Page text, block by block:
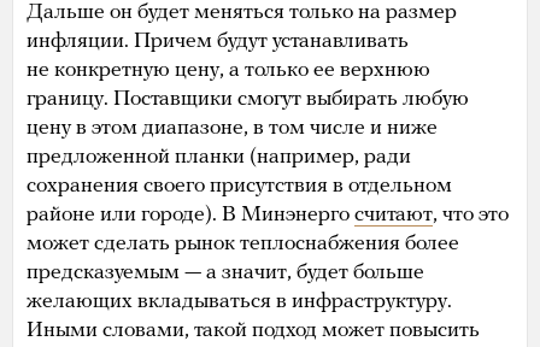
Дальше он будет меняться только на размер
инфляции. Причем будут устанавливать
не конкретную цену, а только ее верхнюю
границу. Поставщики смогут выбирать любую
цену в этом диапазоне, в том числе и ниже
предложенной планки (например, ради
сохранения своего присутствия в отдельном
районе или городе). В Минэнерго считают, что это
может сделать рынок теплоснабжения более
предсказуемым — а значит, будет больше
желающих вкладываться в инфраструктуру.
Иными словами, такой подход может повысить